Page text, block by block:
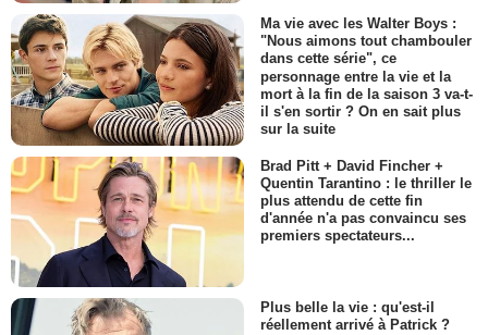
Ma vie avec les Walter Boys :
"Nous aimons tout chambouler
dans cette série", ce
personnage entre la vie et la
mort à la fin de la saison 3 va-t-
il s'en sortir ? On en sait plus
sur la suite
Brad Pitt + David Fincher +
Quentin Tarantino : le thriller le
plus attendu de cette fin
d'année n'a pas convaincu ses
premiers spectateurs...
Plus belle la vie : qu'est-il
réellement arrivé à Patrick ?